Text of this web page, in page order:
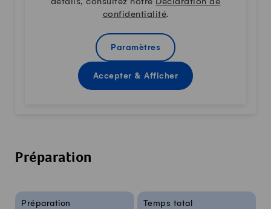
détails, consultez notre Déclaration de
confidentialité.
Paramètres
Accepter & Afficher
Préparation
Infos sur la recette
Préparation
Temps total